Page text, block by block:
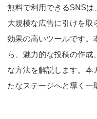
無料で利用できるSNSは
大規模な広告に引けを取
効果の高いツールです。
ら、魅力的な投稿の作成
な方法を解説します。本
たなステージへと導く一